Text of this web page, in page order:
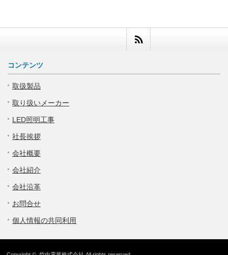
コンテンツ
取扱製品
取り扱いメーカー
LED照明工事
社長挨拶
会社概要
会社紹介
会社沿革
お問合せ
個人情報の共同利用